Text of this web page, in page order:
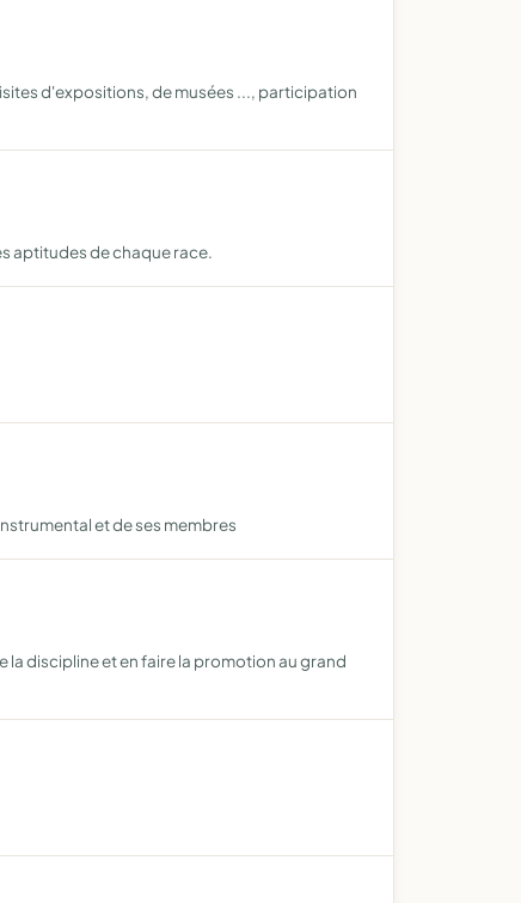
d'expositions, de musées ..., participation
aptitudes de chaque race.
et de ses membres
discipline et en faire la promotion au grand